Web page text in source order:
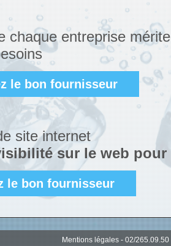
chaque entreprise
le bon fournisseur
site internet
sur le web
le bon fournisseur
Mentions légales- 02/265.09.50